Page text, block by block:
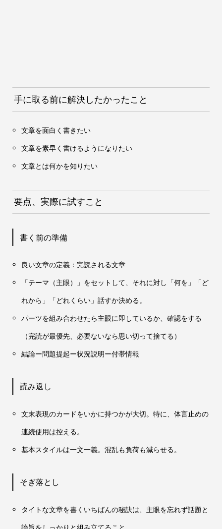
手に取る前に解決したかったこと
文章を面白く書きたい
文章を素早く書けるようになりたい
文章とは何かを知りたい
要点、実際に試すこと
書く前の準備
良い文章の定義：完読される文章
「テーマ（主眼）」をセットして、それに対し「何を」「ど
れから」「どれくらい」話すか決める。
パーツを組み合わせたら主眼に即しているか、確認をする
（完読が最優先、必要ないなら思い切って捨てる）
結論ー問題提起ー状況説明ー付帯情報
読み返し
文末表現のカードをいかに持つかが大切。特に、体言止めの
連続使用は控える。
基本スタイルは一文一義。混乱も負荷も減らせる。
そぎ落とし
タイトな文章を書くいちばんの秘訣は、主眼を忘れず話題と
論旨をしっかりと組み立てること。